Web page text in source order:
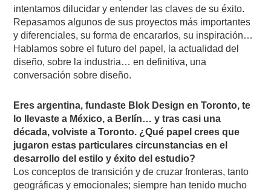
intentamos dilucidar y entender las claves de su éxito.
Repasamos algunos de sus proyectos más importantes
y diferenciales, su forma de encararlos, su inspiración…
Hablamos sobre el futuro del papel, la actualidad del
diseño, sobre la industria… en definitiva, una
conversación sobre diseño.
Eres argentina, fundaste Blok Design en Toronto, te
lo llevaste a México, a Berlín… y tras casi una
década, volviste a Toronto. ¿Qué papel crees que
jugaron estas particulares circunstancias en el
desarrollo del estilo y éxito del estudio?
Los conceptos de transición y de cruzar fronteras, tanto
geográficas y emocionales; siempre han tenido mucho